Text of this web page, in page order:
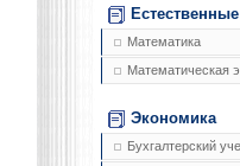
Математика
Математическая
Экономика
Бухгалтерский